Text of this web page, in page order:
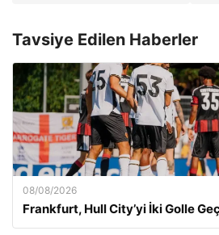
Tavsiye Edilen Haberler
08/08/2026
Frankfurt, Hull City’yi İki Golle